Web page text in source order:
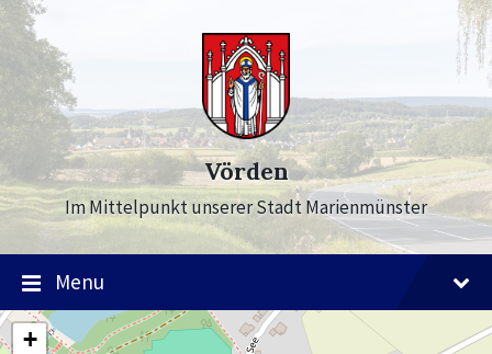
Skip
to
content
Skip
to
main
navigation
Skip
to
footer
Vörden
Im Mittelpunkt unserer Stadt Marienmünster
Menu
+